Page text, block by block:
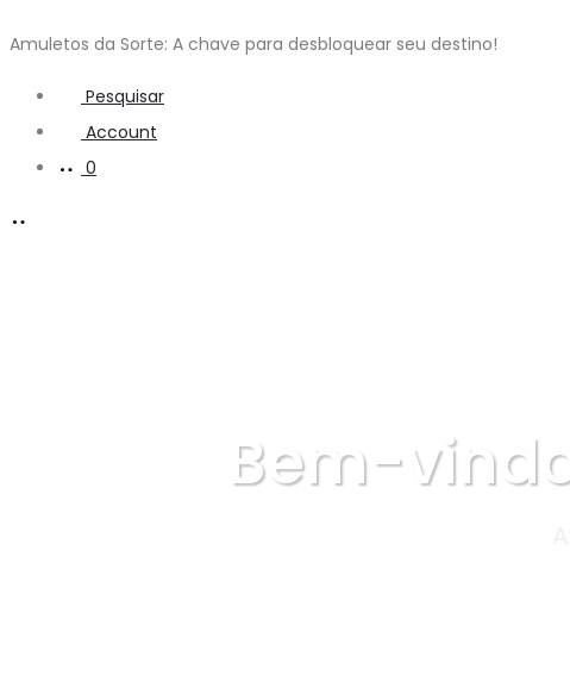
Amuletos da Sorte: A chave para desbloquear seu destino!
Pesquisar
Account
0
Bem-